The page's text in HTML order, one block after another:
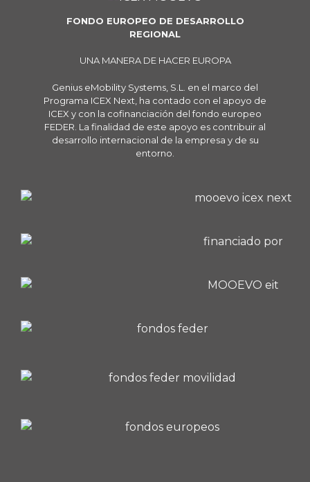
FONDO EUROPEO DE DESARROLLO
REGIONAL
UNA MANERA DE HACER EUROPA
Genius eMobility Systems, S.L. en el marco del
Programa ICEX Next, ha contado con el apoyo de
ICEX y con la cofinanciación del fondo europeo
FEDER. La finalidad de este apoyo es contribuir al
desarrollo internacional de la empresa y de su
entorno.